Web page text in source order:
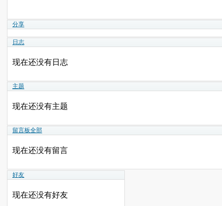
分享
日志
现在还没有日志
主题
现在还没有主题
留言板全部
现在还没有留言
好友
现在还没有好友